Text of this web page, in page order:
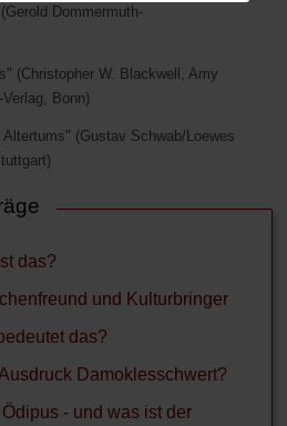
Dommermuth-
(Christopher W. Blackwell, Amy
Bonn)
(Gustav Schwab/Loewes
das?
und Kulturbringer
das?
Damoklesschwert?
- und was ist der